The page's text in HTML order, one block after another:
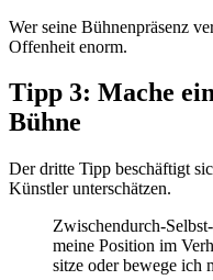
Wer seine Bühnenpräsenz
Offenheit enorm.
Tipp 3: Mache
Bühne
Der dritte Tipp beschäftigt
Künstler unterschätzen.
Zwischendurch-
meine Position im
sitze oder bewege ich